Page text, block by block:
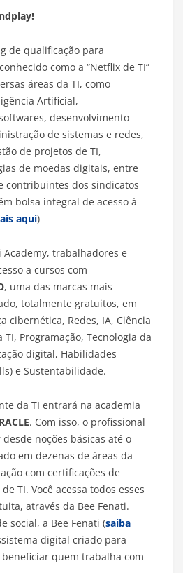
de qualificação para
como a “Netflix de TI”
áreas da TI, como
Artificial,
desenvolvimento
de sistemas e redes,
de projetos de TI,
de moedas digitais, entre
contribuintes dos sindicatos
bolsa integral de acesso à
aqui)
Academy, trabalhadores e
a cursos com
, uma das marcas mais
totalmente gratuitos, em
cibernética, Redes, IA, Ciência
Programação, Tecnologia da
digital, Habilidades
e Sustentabilidade.
da TI entrará na academia
. Com isso, o profissional
noções básicas até o
em dezenas de áreas da
com certificações de
TI. Você acessa todos esses
através da Bee Fenati.
social, a Bee Fenati (saiba
digital criado para
quem trabalha com